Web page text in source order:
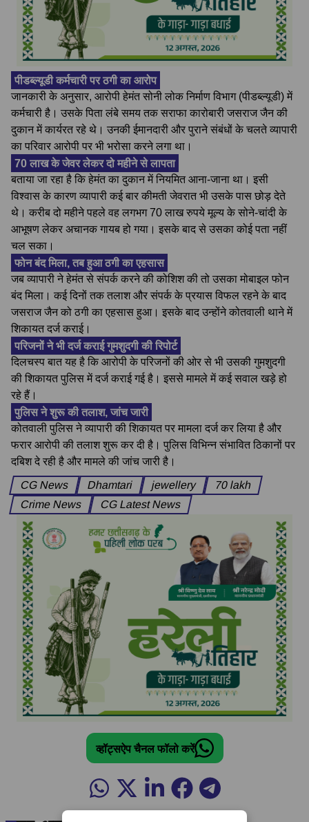
पीडब्ल्यूडी कर्मचारी पर ठगी का आरोप
जानकारी के अनुसार, आरोपी हेमंत सोनी लोक निर्माण विभाग (पीडब्ल्यूडी) में
कर्मचारी है। उसके पिता लंबे समय तक सराफा कारोबारी जसराज जैन की
दुकान में कार्यरत रहे थे। उनकी ईमानदारी और पुराने संबंधों के चलते व्यापारी
का परिवार आरोपी पर भी भरोसा करने लगा था।
70 लाख के जेवर लेकर दो महीने से लापता
बताया जा रहा है कि हेमंत का दुकान में नियमित आना-जाना था। इसी
विश्वास के कारण व्यापारी कई बार कीमती जेवरात भी उसके पास छोड़ देते
थे। करीब दो महीने पहले वह लगभग 70 लाख रुपये मूल्य के सोने-चांदी के
आभूषण लेकर अचानक गायब हो गया। इसके बाद से उसका कोई पता नहीं
चल सका।
फोन बंद मिला, तब हुआ ठगी का एहसास
जब व्यापारी ने हेमंत से संपर्क करने की कोशिश की तो उसका मोबाइल फोन
बंद मिला। कई दिनों तक तलाश और संपर्क के प्रयास विफल रहने के बाद
जसराज जैन को ठगी का एहसास हुआ। इसके बाद उन्होंने कोतवाली थाने में
शिकायत दर्ज कराई।
परिजनों ने भी दर्ज कराई गुमशुदगी की रिपोर्ट
दिलचस्प बात यह है कि आरोपी के परिजनों की ओर से भी उसकी गुमशुदगी
की शिकायत पुलिस में दर्ज कराई गई है। इससे मामले में कई सवाल खड़े हो
रहे हैं।
पुलिस ने शुरू की तलाश, जांच जारी
कोतवाली पुलिस ने व्यापारी की शिकायत पर मामला दर्ज कर लिया है और
फरार आरोपी की तलाश शुरू कर दी है। पुलिस विभिन्न संभावित ठिकानों पर
दबिश दे रही है और मामले की जांच जारी है।
CG News
Dhamtari jewellery
70 lakh
Crime News
CG Latest News
व्हॉट्सऐप चैनल फॉलो करें